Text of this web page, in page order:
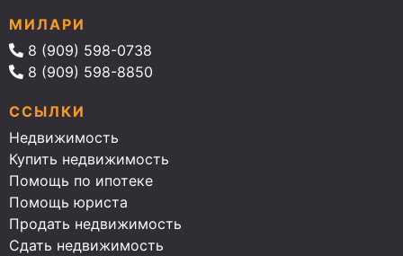
МИЛАРИ
8 (909) 598-0738
8 (909) 598-8850
ССЫЛКИ
Недвижимость
Купить недвижимость
Помощь по ипотеке
Помощь юриста
Продать недвижимость
Сдать недвижимость